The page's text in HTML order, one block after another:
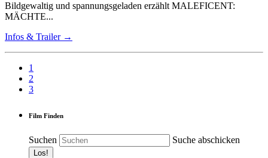
Bildgewaltig und spannungsgeladen erzählt MALEFICENT:
MÄCHTE...
Infos & Trailer →
1
2
3
Film Finden
Suchen Suche abschicken